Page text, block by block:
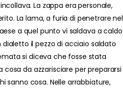
La zappa era personale,
La lama, a furia di penetrare nel
a quel punto vi saldava a caldo
il pezzo di acciaio saldato
si diceva che fosse stata
cosa da azzarisciare per prepararsi
sanno cosa. Nelle arrabbiature,